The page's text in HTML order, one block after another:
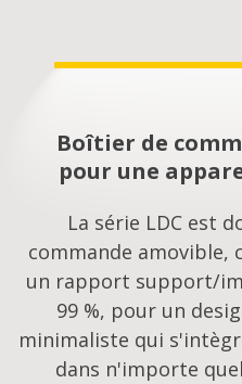
Boîtier de
pour une
La série LDC est
commande
un rapport support/
99 %, pour un
minimaliste qui
dans n'importe